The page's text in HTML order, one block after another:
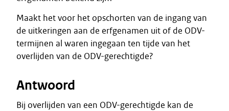
Maakt het voor het opschorten van de ingang van
de uitkeringen aan de erfgenamen uit of de ODV-
termijnen al waren ingegaan ten tijde van het
overlijden van de ODV-gerechtigde?
Antwoord
Bij overlijden van een ODV-gerechtigde kan de